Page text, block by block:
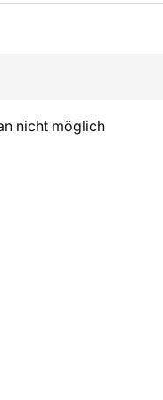
nicht möglich